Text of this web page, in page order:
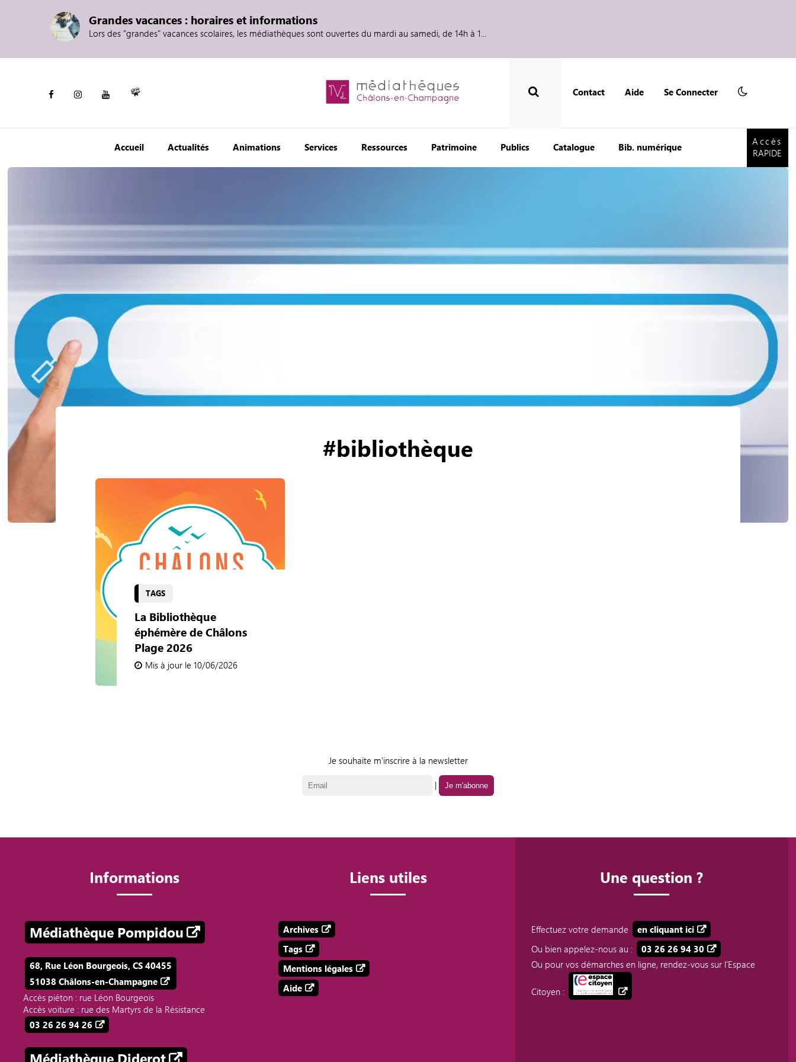
Grandes vacances : horaires et informations
Lors des "grandes" vacances scolaires, les médiathèques sont ouvertes du mardi au samedi, de 14h à 1...
Contact Aide
Se Connecter
Accueil Actualités Animations Services Ressources Patrimoine Publics Catalogue Bib. numérique
Accès
RAPIDE
#bibliothèque
TAGS
La Bibliothèque
éphémère de Châlons
Plage 2026
Mis à jour le 10/06/2026
Je souhaite m'inscrire à la newsletter
|
Informations
Médiathèque Pompidou
68, Rue Léon Bourgeois, CS 40455
51038 Châlons-en-Champagne
Accès piéton : rue Léon Bourgeois
Accès voiture : rue des Martyrs de la Résistance
03 26 26 94 26
Liens utiles
Archives
Tags
Mentions légales
Aide
Une question ?
Effectuez votre demande
en cliquant ici
Ou bien appelez-nous au :
03 26 26 94 30
Ou pour vos démarches en ligne, rendez-vous sur l'Espace
Citoyen :